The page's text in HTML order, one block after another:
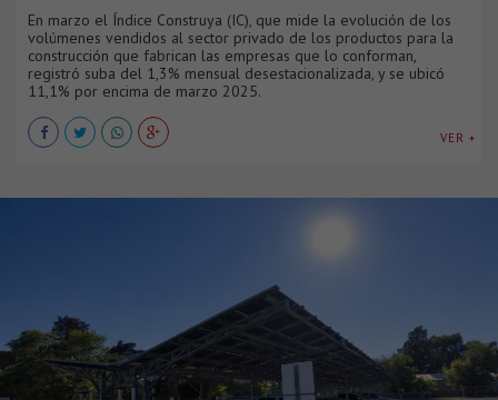
En marzo el Índice Construya (IC), que mide la evolución de los
volúmenes vendidos al sector privado de los productos para la
construcción que fabrican las empresas que lo conforman,
registró suba del 1,3% mensual desestacionalizada, y se ubicó
11,1% por encima de marzo 2025.
VER +